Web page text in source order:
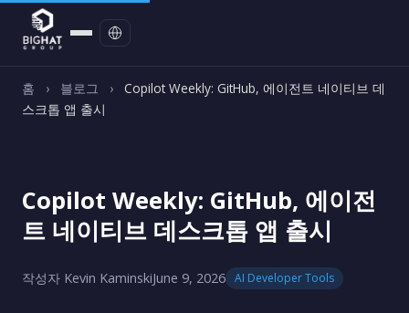
홈 › 블로그 ›
Copilot Weekly: GitHub, 에이전트 네이티브 데
스크톱 앱 출시
Copilot Weekly: GitHub, 에이전
트 네이티브 데스크톱 앱 출시
작성자 Kevin KaminskiJune 9, 2026 AI Developer Tools